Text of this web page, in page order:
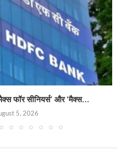
फॉर सीनियर्स’ और ‘मैक्स...
5, 2026